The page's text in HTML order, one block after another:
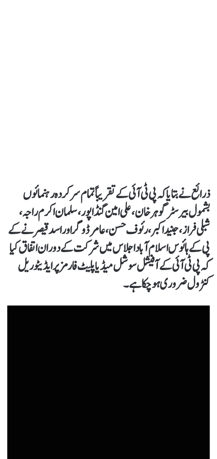
ذرائع نے بتایا کہ پی ٹی آئی کے تقریباً تمام سرکردہ رہنمائوں
بشمول بیرسٹر گوہر خان، علی امین گنڈا پور، سلمان اکرم راجہ،
شبلی فراز، جنید اکبر، رئوف حسن، عامر ڈوگر اور اسد قیصر نے کے
پی کے ہائوس اسلام آباد اجلاس میں شرکت کے دوران اتفاق کیا
کہ پی ٹی آئی کے آفیشل سوشل میڈیا پلیٹ فارمز پر ایڈیٹوریل
کنٹرول ضروری ہو چکا ہے۔